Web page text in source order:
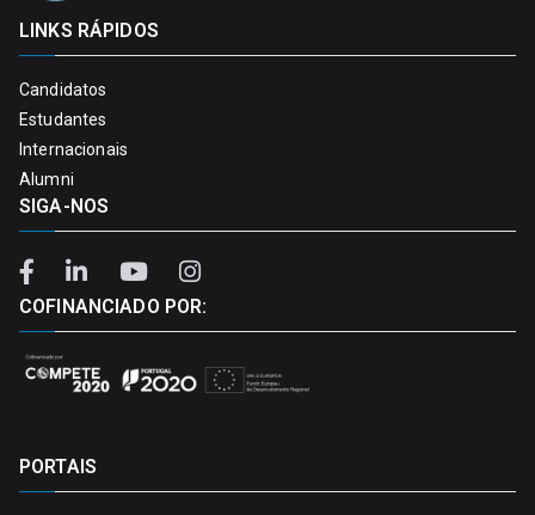
LINKS RÁPIDOS
Candidatos
Estudantes
Internacionais
Alumni
SIGA-NOS
COFINANCIADO POR:
PORTAIS